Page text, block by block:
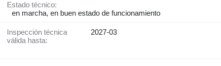
Estado técnico:
en marcha, en buen estado de funcionamiento
Inspección técnica
válida hasta:
2027-03